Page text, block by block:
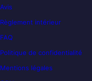
Avis
Règlement intérieur
FAQ
Politique de confidentialité
Mentions légales